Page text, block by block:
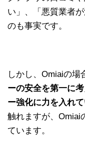
い」、「悪質業者
のも事実です。
しかし、Omiaiの場
ーの安全を第一に
ー強化に力を入れ
触れますが、Omiai
ています。